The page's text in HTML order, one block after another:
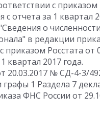
с приказом
отчета за 1 квартал
о
в редакции
приказом Росстата
квартал 2017 года.
20.03.2017 № СД-4-3/
1 Раздела 7
ФНС России от